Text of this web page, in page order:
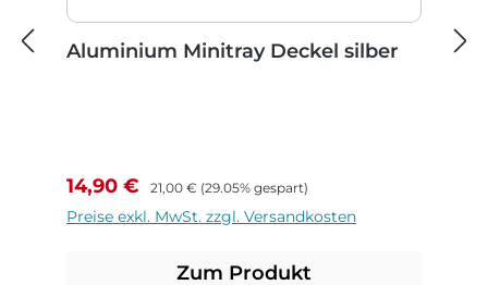
Aluminium Minitray Deckel silber
Verkaufspreis:
14,90 € Regulärer Preis:
21,00 € (29.05% gespart)
Preise exkl. MwSt. zzgl. Versandkosten
Zum Produkt